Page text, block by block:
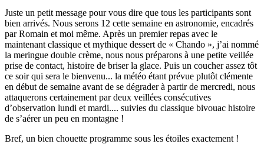
Juste un petit message pour vous dire que tous les participants sont
bien arrivés. Nous serons 12 cette semaine en astronomie, encadrés
par Romain et moi même. Après un premier repas avec le
maintenant classique et mythique dessert de « Chando », j’ai nommé
la meringue double crème, nous nous préparons à une petite veillée
prise de contact, histoire de briser la glace. Puis un coucher assez tôt
ce soir qui sera le bienvenu... la météo étant prévue plutôt clémente
en début de semaine avant de se dégrader à partir de mercredi, nous
attaquerons certainement par deux veillées consécutives
d’observation lundi et mardi.... suivies du classique bivouac histoire
de s’aérer un peu en montagne !
Bref, un bien chouette programme sous les étoiles exactement !